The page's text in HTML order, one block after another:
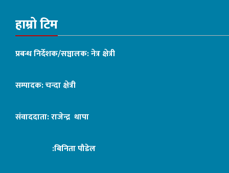
हाम्रो टिम
प्रबन्ध निर्देशक/सञ्चालक: नेत्र क्षेत्री
सम्पादक: चन्दा क्षेत्री
संवाददाता: राजेन्द्र थापा
:बिनिता पौडेल